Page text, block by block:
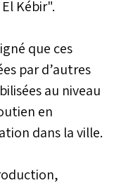
Kébir".
que ces
par d’autres
au niveau
en
dans la ville.